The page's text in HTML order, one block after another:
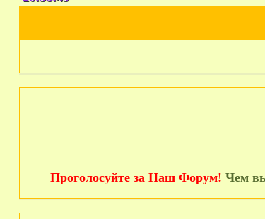
Проголосуйте за Наш Форум! Чем